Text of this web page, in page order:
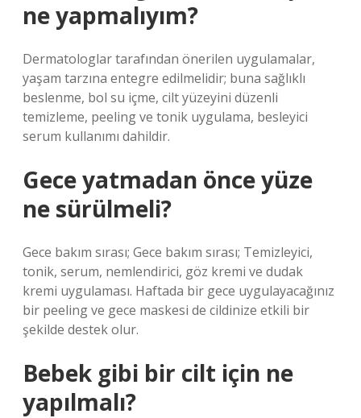
ne yapmalıyım?
Dermatologlar tarafından önerilen uygulamalar,
yaşam tarzına entegre edilmelidir; buna sağlıklı
beslenme, bol su içme, cilt yüzeyini düzenli
temizleme, peeling ve tonik uygulama, besleyici
serum kullanımı dahildir.
Gece yatmadan önce yüze
ne sürülmeli?
Gece bakım sırası; Gece bakım sırası; Temizleyici,
tonik, serum, nemlendirici, göz kremi ve dudak
kremi uygulaması. Haftada bir gece uygulayacağınız
bir peeling ve gece maskesi de cildinize etkili bir
şekilde destek olur.
Bebek gibi bir cilt için ne
yapılmalı?